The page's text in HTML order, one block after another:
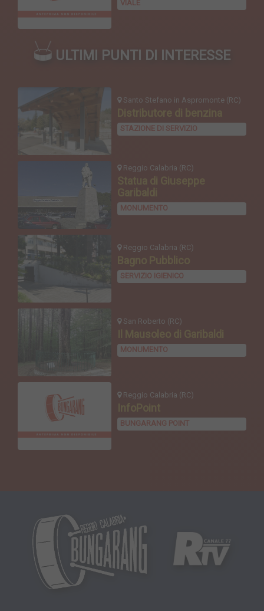
VIALE
ULTIMI PUNTI DI INTERESSE
Santo Stefano in Aspromonte (RC)
Distributore di benzina
STAZIONE DI SERVIZIO
Reggio Calabria (RC)
Statua di Giuseppe
Garibaldi
MONUMENTO
Reggio Calabria (RC)
Bagno Pubblico
SERVIZIO IGIENICO
San Roberto (RC)
Il Mausoleo di Garibaldi
MONUMENTO
Reggio Calabria (RC)
InfoPoint
BUNGARANG POINT